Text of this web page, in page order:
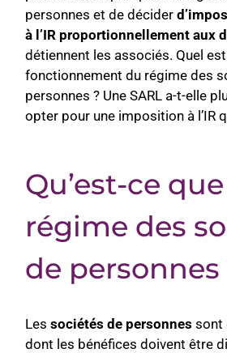
personnes et de décider
à l’IR proportionnellement aux
détiennent les associés. Quel
fonctionnement du régime des
personnes ? Une SARL a-t-elle
opter pour une imposition à l’IR
Qu’est-ce
régime des
de personnes
Les sociétés de personnes sont
dont les bénéfices doivent être